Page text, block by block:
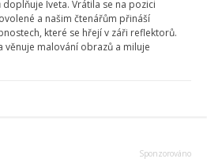
Iveta. Vrátila se na pozici
a našim čtenářům přináší
které se hřejí v záři reflektorů.
věnuje malování obrazů a miluje